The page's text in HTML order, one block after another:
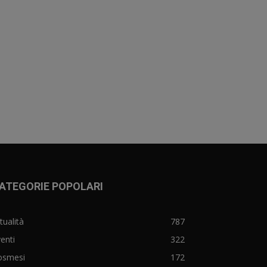
POPOLARI
787
322
172